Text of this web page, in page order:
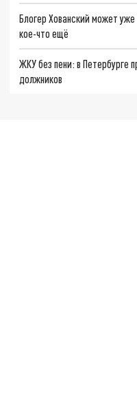
Блогер Хованский может
кое-что ещё
ЖКУ без пени: в Петербурге
должников